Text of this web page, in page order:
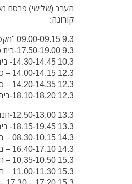
הערב (שלישי) פרסם
קורונה:
9.3 09.00-09.15 "מקס סטוק", רחוב אונטרמן נתניה.
9.3 17.50-19.00-בית כנסת בבית ספר "בית יעקב" , רחוב לח"י 17 נתניה.
10.3 14.30-14.45- בית כנסת "מניין אברהם" רח' גבע 25 נתניה.
12.3 14.00-14.15 – סופר "נתיב החסד" רח' שוהם 23 נתניה.
12.3 14.20-14.35 – סופר "מחסני להב" בתוך קניון השרון, רח' הרצל 58 נתניה.
12.3 18.10-18.20-בית כנסת בבית ספר "בית יעקב", רח' לחי 13 נתניה.
13.3 12.50-13.00-חנות פיצוחים "פיצוחי אלגרה" אח' אלון צבי 10 נתניה.
13.3 18.15-19.45- בית כנסת "מנחם מרדכי" רח' שרעבי נתניה.
14.3 08.30-10.15 – בית כנסת בתוך בי"ס "בית יעקב", רח' לחי 13 נתניה.
14.3 16.40-17.10 – בית כנסת "מנחם מרדכי" ברח' שרעבי נתניה.
15.3 10.35-10.50 – חנות "איי טוי" אזור התעשייה הישן, רחוב פנחס בלקני 6, נתניה.
15.3 11.00-11.30 – חנות "מוצצים" , רח' המחקר 2 נתניה.